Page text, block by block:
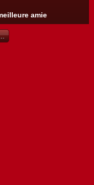
amie